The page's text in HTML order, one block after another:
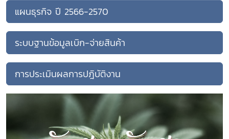
แผนธุรกิจ ปี 2566-2570
ระบบฐานข้อมูลเบิก-จ่ายสินค้า
การประเมินผลการปฎิบัติงาน